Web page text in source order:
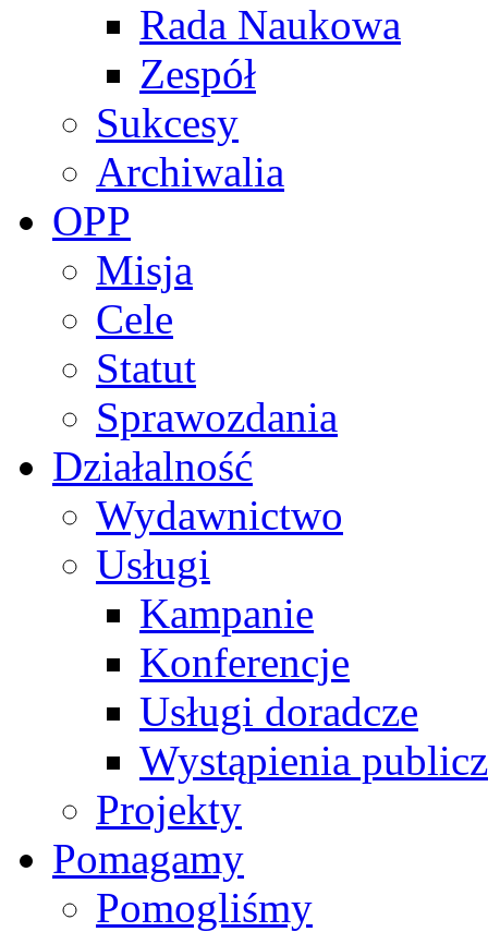
Rada Naukowa
Zespół
Sukcesy
Archiwalia
OPP
Misja
Cele
Statut
Sprawozdania
Działalność
Wydawnictwo
Usługi
Kampanie
Konferencje
Usługi doradcze
Wystąpienia
Projekty
Pomagamy
Pomogliśmy